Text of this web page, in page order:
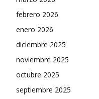
febrero 2026
enero 2026
diciembre 2025
noviembre 2025
octubre 2025
septiembre 2025